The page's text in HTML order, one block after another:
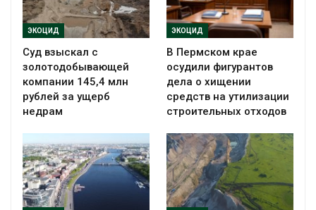
ЭКОЦИД
Суд взыскал с
золотодобывающей
компании 145,4 млн
рублей за ущерб
недрам
ЭКОЦИД
В Пермском крае
осудили фигурантов
дела о хищении
средств на утилизации
строительных отходов